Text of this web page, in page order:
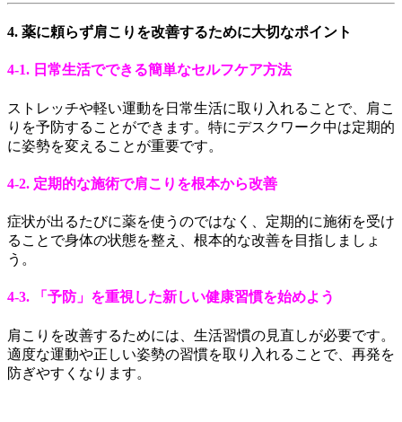
4. 薬に頼らず肩こりを改善するために大切なポイント
4-1. 日常生活でできる簡単なセルフケア方法
ストレッチや軽い運動を日常生活に取り入れることで、肩こ
りを予防することができます。特にデスクワーク中は定期的
に姿勢を変えることが重要です。
4-2. 定期的な施術で肩こりを根本から改善
症状が出るたびに薬を使うのではなく、定期的に施術を受け
ることで身体の状態を整え、根本的な改善を目指しましょ
う。
4-3. 「予防」を重視した新しい健康習慣を始めよう
肩こりを改善するためには、生活習慣の見直しが必要です。
適度な運動や正しい姿勢の習慣を取り入れることで、再発を
防ぎやすくなります。